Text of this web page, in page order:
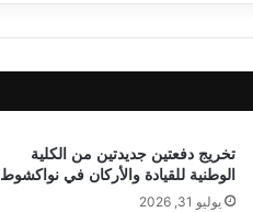
تخريج دفعتين جديدتين من الكلية
الوطنية للقيادة والأركان في نواكشوط
يوليو 31, 2026